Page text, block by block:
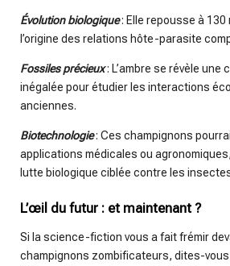
Évolution biologique: Elle repousse à 130
l’origine des relations hôte-parasite
Fossiles précieux: L’ambre se révèle une
inégalée pour étudier les interactions
anciennes.
Biotechnologie: Ces champignons
applications médicales ou
lutte biologique ciblée contre les
L’œil du futur : et maintenant ?
Si la science-fiction vous a fait frémir
champignons zombificateurs, dites-vous